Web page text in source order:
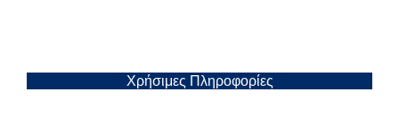
Χρήσιμες Πληροφορίες